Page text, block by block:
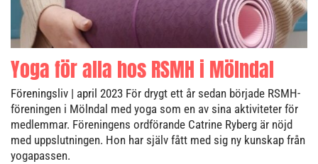
Yoga för alla hos RSMH i Mölndal
Föreningsliv | april 2023 För drygt ett år sedan började RSMH-
föreningen i Mölndal med yoga som en av sina aktiviteter för
medlemmar. Föreningens ordförande Catrine Ryberg är nöjd
med uppslutningen. Hon har själv fått med sig ny kunskap från
yogapassen.